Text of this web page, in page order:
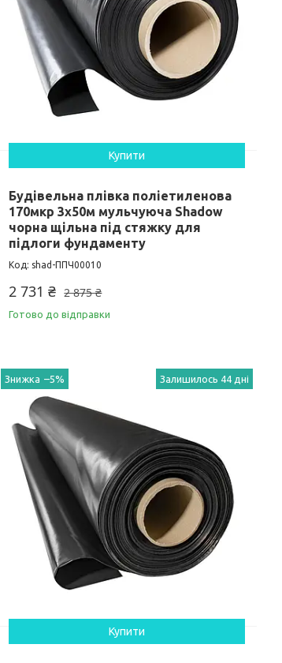
Купити
Будівельна плівка поліетиленова
170мкр 3х50м мульчуюча Shadow
чорна щільна під стяжку для
підлоги фундаменту
shad-ППЧ00010
2 875 ₴
2 731 ₴
Готово до відправки
–5% Залишилось 44 дні
Купити